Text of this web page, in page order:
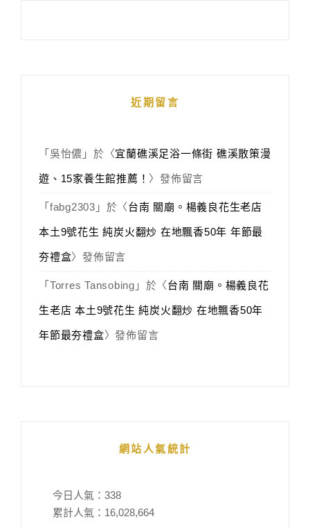
近期留言
「 吳怡儂 」於〈宜蘭礁溪足浴一條街 礁溪散策漫
遊、15家養生館推薦！ 〉發佈留言
「 fabg2303 」於〈台南 關廟。楊義良花生老店
本土9號花生 純炭火翻炒 在地飄香50年 年節最
夯禮盒〉發佈留言
「 Torres Tansobing 」於〈台南 關廟。楊義良花
生老店 本土9號花生 純炭火翻炒 在地飄香50年
年節最夯禮盒〉發佈留言
網站人氣統計
今日人氣： 338
累計人氣： 16,028,664